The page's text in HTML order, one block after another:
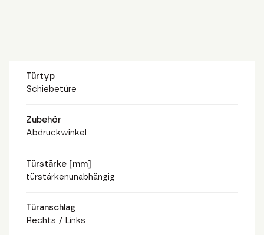
Türtyp
Schiebetüre
Zubehör
Abdruckwinkel
Türstärke [mm]
türstärkenunabhängig
Türanschlag
Rechts / Links